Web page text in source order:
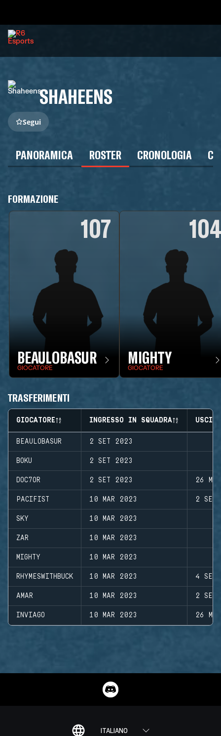
SHAHEENS
Segui
PANORAMICA ROSTER CRONOLOGIA
FORMAZIONE
107
BEAULOBASUR
GIOCATORE
104
MIGHTY
GIOCATORE
TRASFERIMENTI
GIOCATORE INGRESSO IN SQUADRA
BEAULOBASUR 2 SET 2023
BOKU 2 SET 2023
DOC7OR 2 SET 2023 26
PACIFIST 10 MAR 2023 2 SET
SKY 10 MAR 2023
ZAR 10 MAR 2023
MIGHTY 10 MAR 2023
RHYMESWITHBUCK 10 MAR 2023 4 SET
AMAR 10 MAR 2023 2 SET
INVIAGO 10 MAR 2023 26
ITALIANO